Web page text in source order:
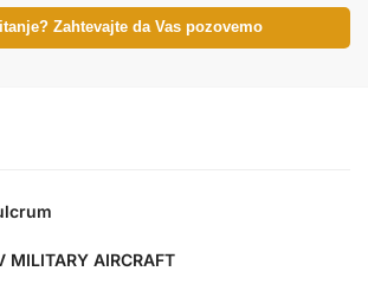
Zahtevajte da Vas pozovemo
MILITARY AIRCRAFT